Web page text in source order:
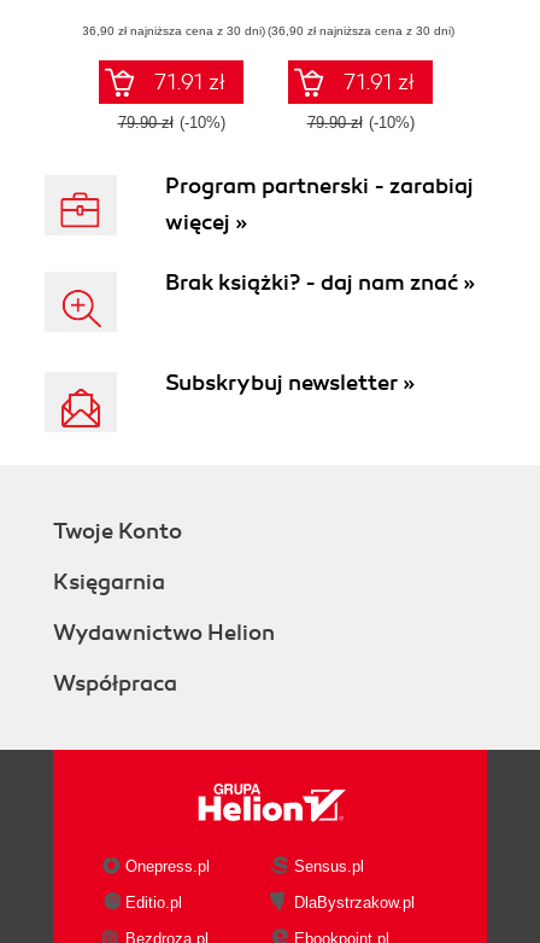
(36,90 zł najniższa cena z 30 dni)
71.91 zł
79.90 zł (-10%)
(36,90 zł najniższa cena z 30 dni)
71.91 zł
79.90 zł (-10%)
Program partnerski - zarabiaj
więcej »
Brak książki? - daj nam znać »
Subskrybuj newsletter »
Twoje Konto
Księgarnia
Wydawnictwo Helion
Współpraca
Onepress.pl
Sensus.pl
Editio.pl
DlaBystrzakow.pl
Bezdroza.pl
Ebookpoint.pl